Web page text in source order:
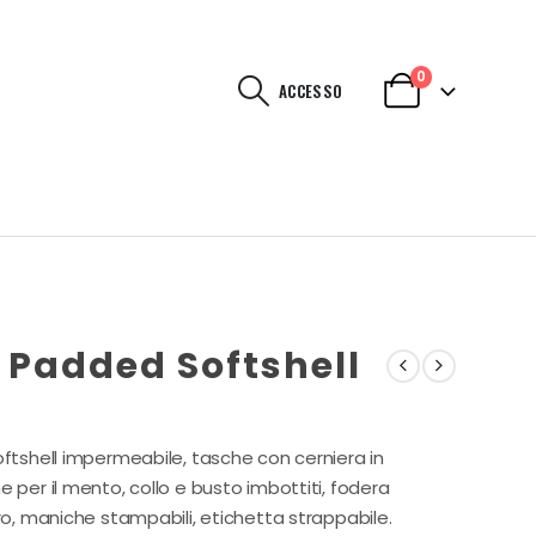
ACCESSO
0
Softshell
impermeabile, tasche con cerniera in
per il mento, collo e busto imbottiti, fodera
maniche stampabili, etichetta strappabile.